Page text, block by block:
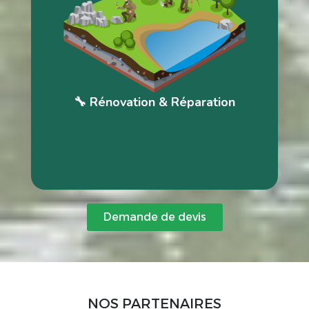
🔧 Rénovation & Réparation
Avec le temps, un bassin peut nécessiter une remise à niveau
ou une réparation ciblée.
Nous réalisons un diagnostic complet pour identifier l’origine
des dysfonctionnements. Fuites, problèmes d’étanchéité ou
déséquilibres techniques sont traités durablement.
Nos solutions modernisent votre installation tout en respectant
son esthétique initiale. Chaque rénovation vise à renforcer la
performance et la longévité de votre bassin. Nous redonnons
vie à votre espace aquatique en toute sérénité.
Demande de devis
NOS PARTENAIRES